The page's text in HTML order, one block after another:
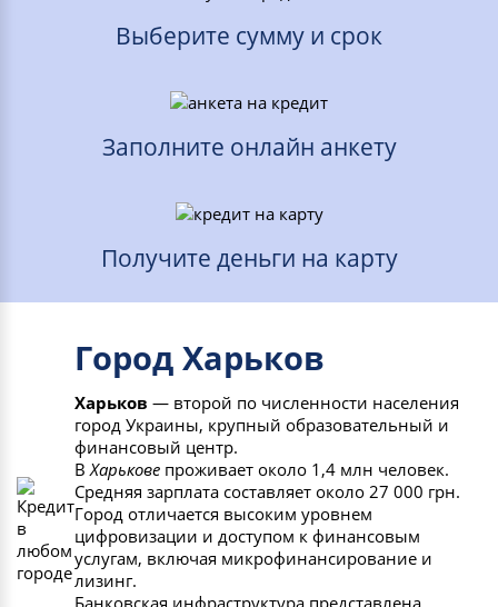
Выберите сумму и срок
Заполните онлайн анкету
Получите деньги на карту
Город Харьков
Харьков — второй по численности населения
город Украины, крупный образовательный и
финансовый центр.
ВХарькове проживает около 1,4 млн человек.
Средняя зарплата составляет около 27 000 грн.
Город отличается высоким уровнем
цифровизации и доступом к финансовым
услугам, включая микрофинансирование и
лизинг.
Банковская инфраструктура представлена